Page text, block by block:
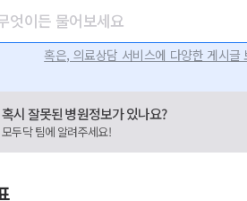
엇이든 물어보세요
혹은, 의료상담 서비스에 다양한 게시글
혹시 잘못된 병원정보가 있나요?
모두닥 팀에 알려주세요!
하신 작업을 처리하지 못했습니다.